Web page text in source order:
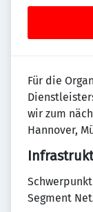
Für die
wir zum
Hannover,
Segment